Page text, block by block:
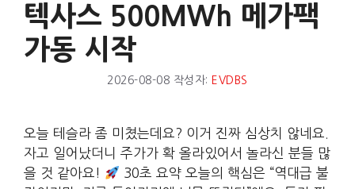
텍사스 500MWh 메가팩
가동 시작
2026-08-08 작성자: EVDBS
오늘 테슬라 좀 미쳤는데요? 이거 진짜 심상치 않네요.
자고 일어났더니 주가가 확 올라있어서 놀라신 분들 많
을 것 같아요!
30초 요약 오늘의 핵심은 “역대급 불